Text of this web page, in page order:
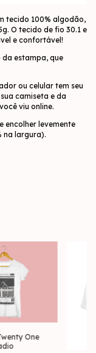
tecido 100% algodão,
O tecido de fio 30.1 e
e confortável!
da estampa, que
ou celular tem seu
camiseta e da
viu online.
encolher levemente
na largura).
One